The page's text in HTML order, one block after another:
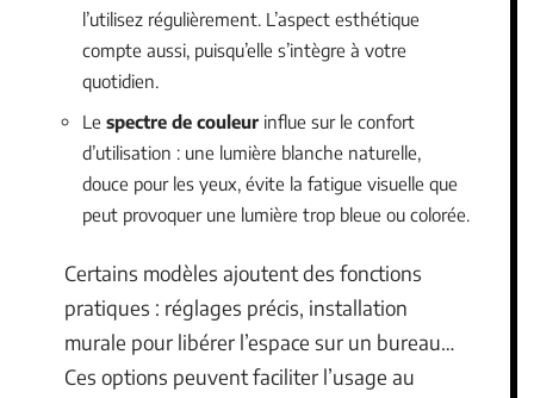
l’utilisez régulièrement. L’aspect esthétique
compte aussi, puisqu’elle s’intègre à votre
quotidien.
Le spectre de couleur influe sur le confort
d’utilisation : une lumière blanche naturelle,
douce pour les yeux, évite la fatigue visuelle que
peut provoquer une lumière trop bleue ou colorée.
Certains modèles ajoutent des fonctions
pratiques : réglages précis, installation
murale pour libérer l’espace sur un bureau…
Ces options peuvent faciliter l’usage au